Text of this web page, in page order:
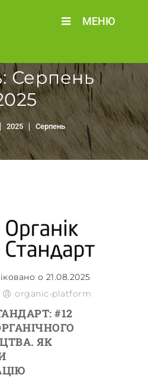
МЕНЮ
Серпень
2025 Серпень
о 21.08.2025
organic-platform
#12
ЯК